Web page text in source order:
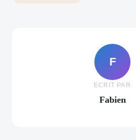
F
ECRIT PAR
Fabien